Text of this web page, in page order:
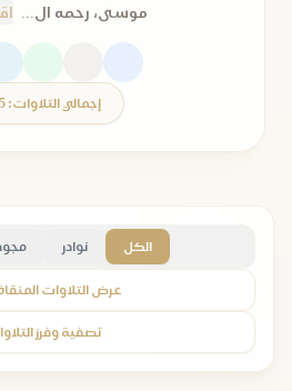
موسى، رحمه ال...
إجمالي التلاوات: 725
الكل نوادر
عرض التلاوات
تصفية وفرز